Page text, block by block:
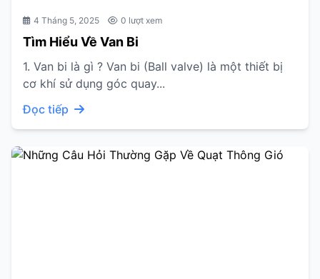
4 Tháng 5, 2025 0 lượt xem
Tìm Hiểu Về Van Bi
1. Van bi là gì ? Van bi (Ball valve) là một thiết bị
cơ khí sử dụng góc quay...
Đọc tiếp